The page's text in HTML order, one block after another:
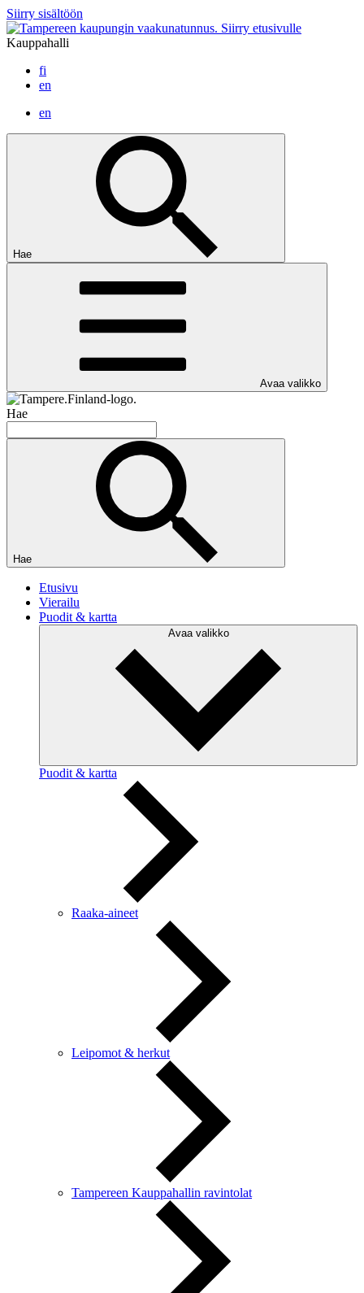
Siirry sisältöön
Siirry etusivulle
Kauppahalli
fi
en
en
Hae
Avaa valikko
Hae
Hae
Etusivu
Vierailu
Puodit & kartta
Avaa valikko
Puodit & kartta
Raaka-aineet
Leipomot & herkut
Tampereen Kauppahallin ravintolat